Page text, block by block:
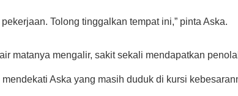
Tolong tinggalkan tempat ini,” pinta Aska.
matanya mengalir, sakit sekali mendapatkan
Aska yang masih duduk di kursi